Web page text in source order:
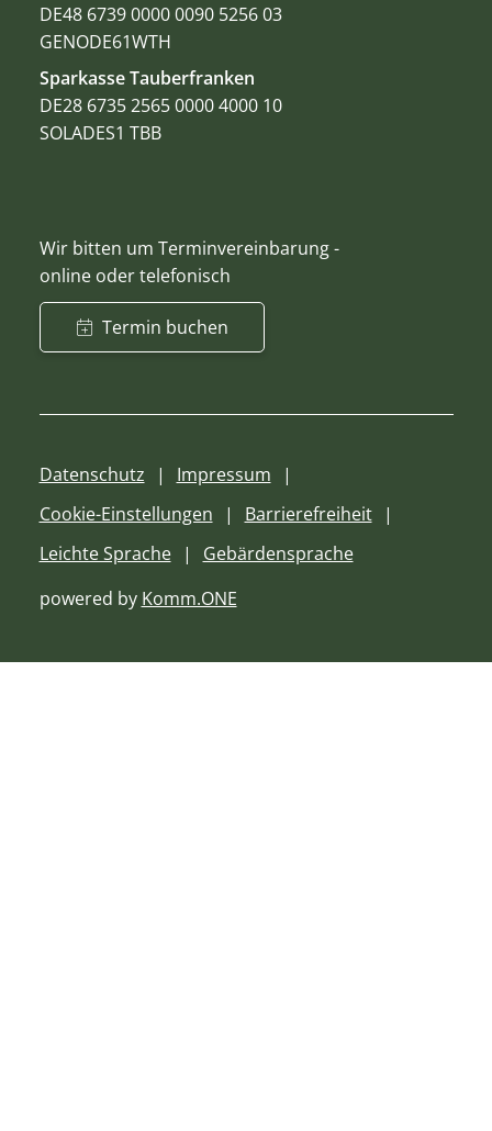
DE48 6739 0000 0090 5256 03
GENODE61WTH
Sparkasse Tauberfranken
DE28 6735 2565 0000 4000 10
SOLADES1 TBB
Wir bitten um Terminvereinbarung -
online oder telefonisch
Termin buchen
Datenschutz
Impressum
Cookie-Einstellungen
Barrierefreiheit
Leichte Sprache
Gebärdensprache
powered by Komm.ONE